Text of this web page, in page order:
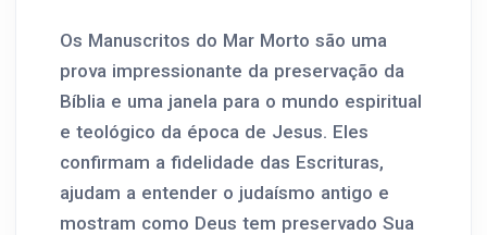
Os Manuscritos do Mar Morto são uma
prova impressionante da preservação da
Bíblia e uma janela para o mundo espiritual
e teológico da época de Jesus. Eles
confirmam a fidelidade das Escrituras,
ajudam a entender o judaísmo antigo e
mostram como Deus tem preservado Sua